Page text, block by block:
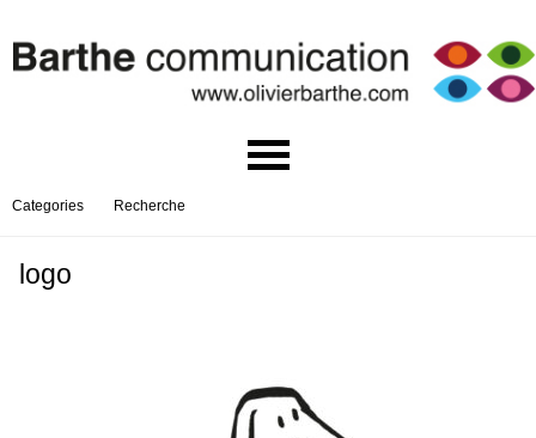
Categories Recherche
logo